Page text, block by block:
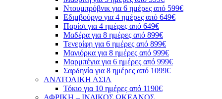
Ντουμπρόβνικ για 6 ημέρες από 599€
Εδιμβούργο για 4 ημέρες από 649€
Παρίσι για 4 ημέρες από 649€
Μαδέρα για 8 ημέρες από 899€
Τενερίφη για 6 ημέρες από 899€
Μαγιόρκα για 8 ημέρες από 999€
Μαρμπέγια για 6 ημέρες από 999€
Σαρδηνία για 8 ημέρες από 1099€
ΑΝΑΤΟΛΙΚΗ ΑΣΙΑ
Τόκιο για 10 ημέρες από 1190€
ΑΦΡΙΚΗ – ΙΝΔΙΚΟΣ ΩΚΕΑΝΟΣ